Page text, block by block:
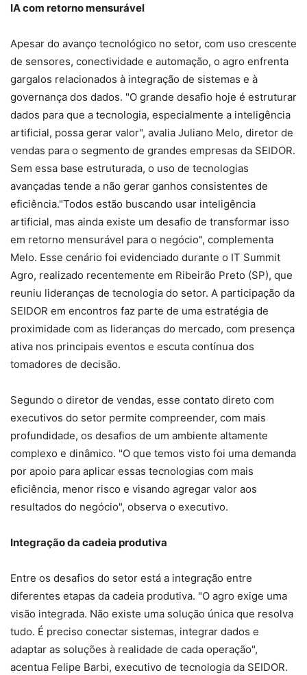
IA com retorno mensurável
Apesar do avanço tecnológico no setor, com uso crescente
de sensores, conectividade e automação, o agro enfrenta
gargalos relacionados à integração de sistemas e à
governança dos dados. "O grande desafio hoje é estruturar
dados para que a tecnologia, especialmente a inteligência
artificial, possa gerar valor", avalia Juliano Melo, diretor de
vendas para o segmento de grandes empresas da SEIDOR.
Sem essa base estruturada, o uso de tecnologias
avançadas tende a não gerar ganhos consistentes de
eficiência."Todos estão buscando usar inteligência
artificial, mas ainda existe um desafio de transformar isso
em retorno mensurável para o negócio", complementa
Melo. Esse cenário foi evidenciado durante o IT Summit
Agro, realizado recentemente em Ribeirão Preto (SP), que
reuniu lideranças de tecnologia do setor. A participação da
SEIDOR em encontros faz parte de uma estratégia de
proximidade com as lideranças do mercado, com presença
ativa nos principais eventos e escuta contínua dos
tomadores de decisão.
Segundo o diretor de vendas, esse contato direto com
executivos do setor permite compreender, com mais
profundidade, os desafios de um ambiente altamente
complexo e dinâmico. "O que temos visto foi uma demanda
por apoio para aplicar essas tecnologias com mais
eficiência, menor risco e visando agregar valor aos
resultados do negócio", observa o executivo.
Integração da cadeia produtiva
Entre os desafios do setor está a integração entre
diferentes etapas da cadeia produtiva. "O agro exige uma
visão integrada. Não existe uma solução única que resolva
tudo. É preciso conectar sistemas, integrar dados e
adaptar as soluções à realidade de cada operação",
acentua Felipe Barbi, executivo de tecnologia da SEIDOR.